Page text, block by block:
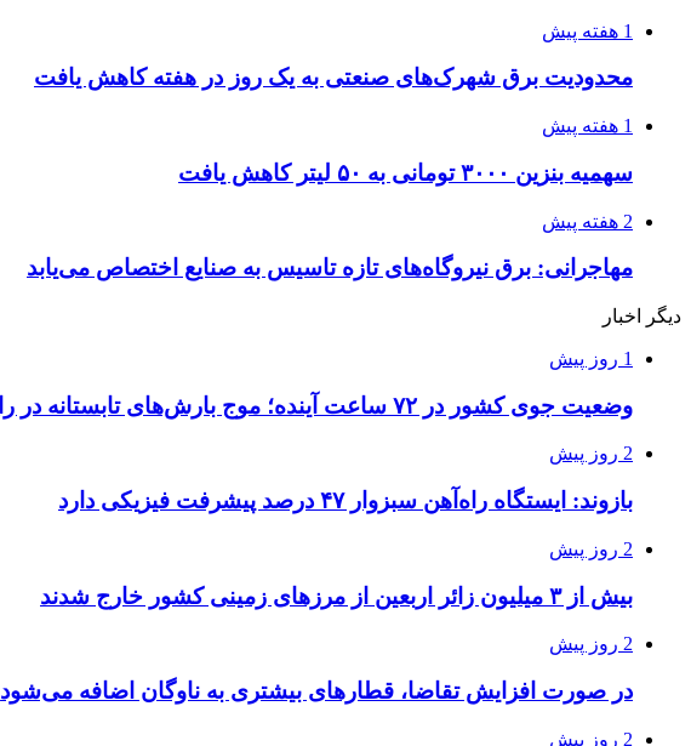
1 هفته پیش
محدودیت برق شهرک‌های صنعتی به یک روز در هفته کاهش یافت
1 هفته پیش
سهمیه بنزین ۳۰۰۰ تومانی به ۵۰ لیتر کاهش یافت
2 هفته پیش
مهاجرانی: برق نیروگاه‌های تازه تاسیس به صنایع اختصاص می‌یابد
دیگر اخبار
1 روز پیش
وضعیت جوی کشور در ۷۲ ساعت آینده؛ موج بارش‌های تابستانه در راه ۱۱ استان
2 روز پیش
بازوند: ایستگاه راه‌آهن سبزوار ۴۷ درصد پیشرفت فیزیکی دارد
2 روز پیش
بیش از ۳ میلیون زائر اربعین از مرزهای زمینی کشور خارج شدند
2 روز پیش
در صورت افزایش تقاضا، قطارهای بیشتری به ناوگان اضافه می‌شود
2 روز پیش